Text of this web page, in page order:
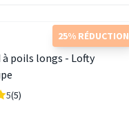
25% RÉDUCTION
à poils longs - Lofty
5(5)